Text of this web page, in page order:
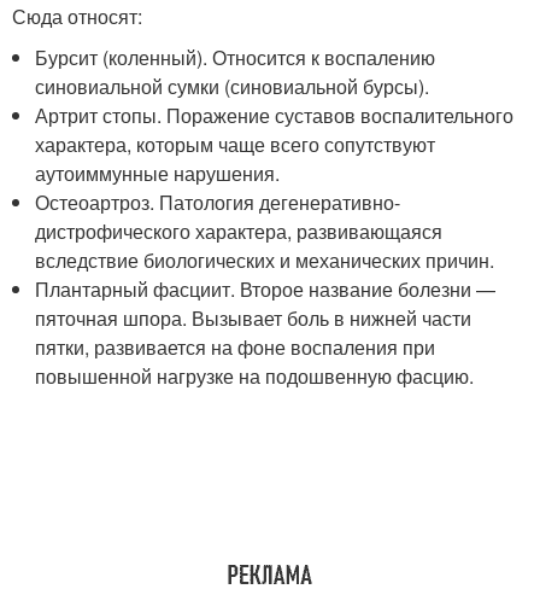
Сюда относят:
Бурсит (коленный). Относится к воспалению
синовиальной сумки (синовиальной бурсы).
Артрит стопы. Поражение суставов воспалительного
характера, которым чаще всего сопутствуют
аутоиммунные нарушения.
Остеоартроз. Патология дегенеративно-
дистрофического характера, развивающаяся
вследствие биологических и механических причин.
Плантарный фасциит. Второе название болезни —
пяточная шпора. Вызывает боль в нижней части
пятки, развивается на фоне воспаления при
повышенной нагрузке на подошвенную фасцию.